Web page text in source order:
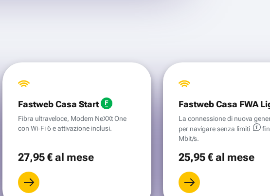
Fastweb Casa Start
Fibra ultraveloce, Modem NeXXt One
con Wi‑Fi 6 e attivazione inclusi.
27,95 €al mese
Fastweb Casa FWA
La connessione di nuova
per navigare senza limiti
Mbit/s.
25,95 €al mese